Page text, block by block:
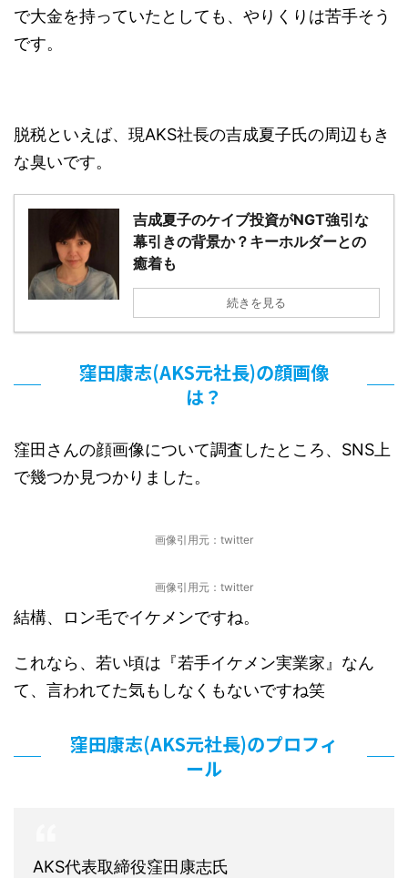
で大金を持っていたとしても、やりくりは苦手そう
です。
脱税といえば、現AKS社長の吉成夏子氏の周辺もき
な臭いです。
吉成夏子のケイブ投資がNGT強引な
幕引きの背景か？キーホルダーとの
癒着も
続きを見る
窪田康志(AKS元社長)の顔画像
は？
窪田さんの顔画像について調査したところ、SNS上
で幾つか見つかりました。
画像引用元：twitter
画像引用元：twitter
結構、ロン毛でイケメンですね。
これなら、若い頃は『若手イケメン実業家』なん
て、言われてた気もしなくもないですね笑
窪田康志(AKS元社長)のプロフィ
ール
AKS代表取締役窪田康志氏